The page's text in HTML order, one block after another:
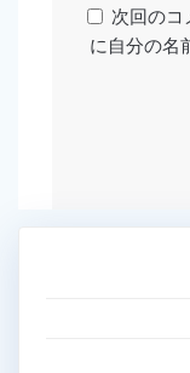
次回の
に自分の名